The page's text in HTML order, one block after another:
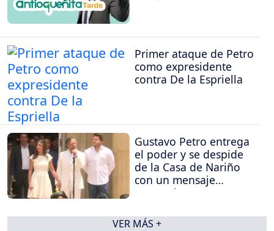
Primer ataque de Petro
como expresidente
contra De la Espriella
Gustavo Petro entrega
el poder y se despide
de la Casa de Nariño
con un mensaje
contundente
VER MÁS +